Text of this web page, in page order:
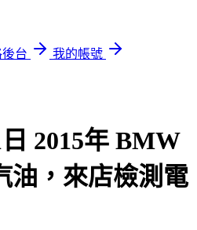
台
我的帳號
2015年 BMW
油，來店檢測電